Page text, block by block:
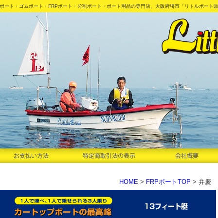
ート・ゴムボート・FRPボート・分割ボート・ボート用品の専門店、大阪府堺市「リトルボート
HOME > FRPボートTOP > 弁慶